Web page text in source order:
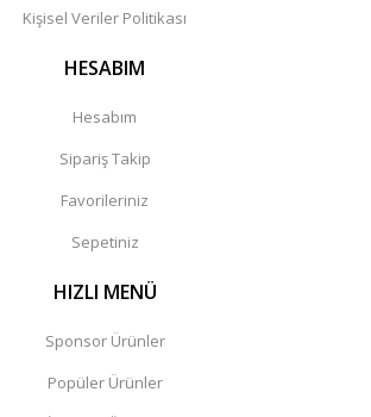
Kişisel Veriler Politikası
HESABIM
Hesabım
Sipariş Takip
Favorileriniz
Sepetiniz
HIZLI MENÜ
Sponsor Ürünler
Popüler Ürünler